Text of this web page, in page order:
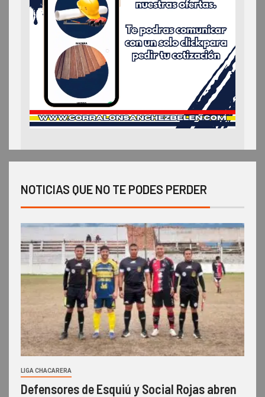
NOTICIAS QUE NO TE PODES PERDER
LIGA CHACARERA
Defensores de Esquiú y Social Rojas abren